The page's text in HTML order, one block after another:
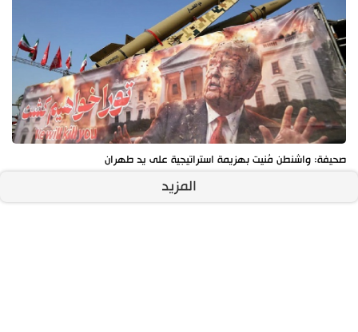
صحيفة: واشنطن مُنيت بهزيمة استراتيجية على يد طهران
المزيد